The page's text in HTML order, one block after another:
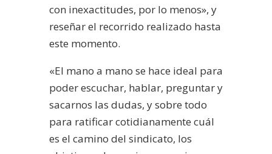
con inexactitudes, por lo menos», y
reseñar el recorrido realizado hasta
este momento.
«El mano a mano se hace ideal para
poder escuchar, hablar, preguntar y
sacarnos las dudas, y sobre todo
para ratificar cotidianamente cuál
es el camino del sindicato, los